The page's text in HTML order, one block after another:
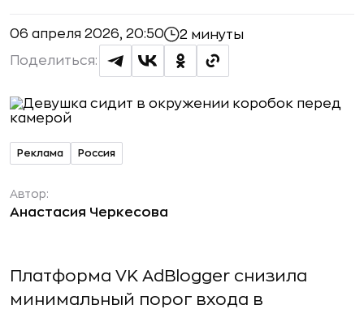
06 апреля 2026, 20:50 2 минуты
Поделиться:
Реклама Россия
Автор:
Анастасия Черкесова
Платформа VK AdBlogger снизила
минимальный порог входа в